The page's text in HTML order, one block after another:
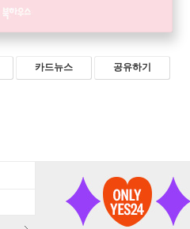
카드뉴스 공유하기